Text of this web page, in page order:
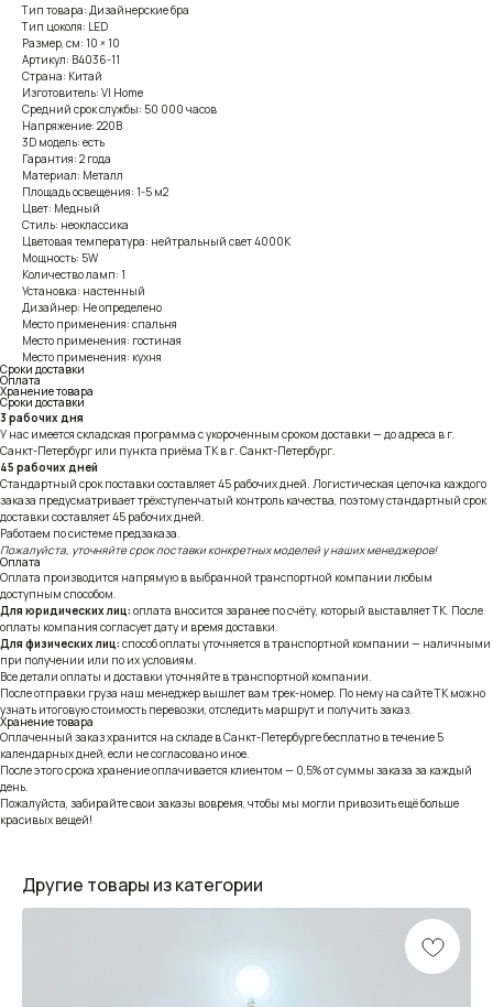
Тип товара: Дизайнерские бра
Тип цоколя: LED
Размер, см: 10 × 10
Артикул: B4036-11
Страна: Китай
Изготовитель: VI Home
Средний срок службы: 50 000 часов
Напряжение: 220В
3D модель: есть
Гарантия: 2 года
Материал: Металл
Площадь освещения: 1-5 м2
Цвет: Медный
Стиль: неоклассика
Цветовая температура: нейтральный свет 4000К
Мощность: 5W
Количество ламп: 1
Установка: настенный
Дизайнер: Не определено
Место применения: спальня
Место применения: гостиная
Место применения: кухня
Сроки доставки
Оплата
Хранение товара
Сроки доставки
3 рабочих дня
У нас имеется складская программа с укороченным сроком доставки — до адреса в г.
Санкт-Петербург или пункта приёма ТК в г. Санкт-Петербург.
45 рабочих дней
Стандартный срок поставки составляет 45 рабочих дней. Логистическая цепочка каждого
заказа предусматривает трёхступенчатый контроль качества, поэтому стандартный срок
доставки составляет 45 рабочих дней.
Работаем по системе предзаказа.
Пожалуйста, уточняйте срок поставки конкретных моделей у наших менеджеров!
Оплата
Оплата производится напрямую в выбранной транспортной компании любым
доступным способом.
Для юридических лиц: оплата вносится заранее по счёту, который выставляет ТК. После
оплаты компания согласует дату и время доставки.
Для физических лиц: способ оплаты уточняется в транспортной компании — наличными
при получении или по их условиям.
Все детали оплаты и доставки уточняйте в транспортной компании.
После отправки груза наш менеджер вышлет вам трек-номер. По нему на сайте ТК можно
узнать итоговую стоимость перевозки, отследить маршрут и получить заказ.
Хранение товара
Оплаченный заказ хранится на складе в Санкт-Петербурге бесплатно в течение 5
календарных дней, если не согласовано иное.
После этого срока хранение оплачивается клиентом — 0,5% от суммы заказа за каждый
день.
Пожалуйста, забирайте свои заказы вовремя, чтобы мы могли привозить ещё больше
красивых вещей!
Другие товары из категории